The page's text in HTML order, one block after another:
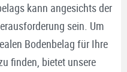
kann angesichts der
sein. Um
Bodenbelag für Ihre
finden, bietet unsere